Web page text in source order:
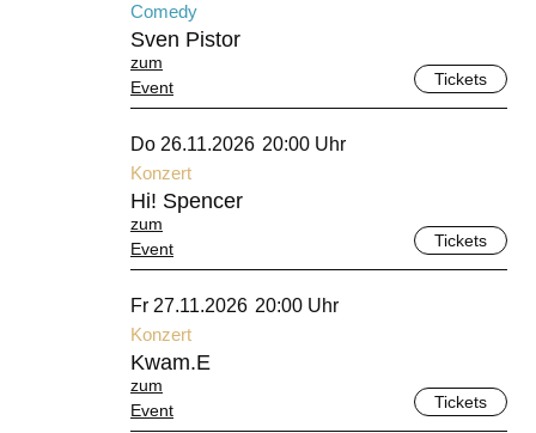
Comedy
Tickets
Sven Pistor
zum
Event
November 2026
Do 26.11.2026 20:00 Uhr
Konzert
Tickets
Hi! Spencer
zum
Event
November 2026
Fr 27.11.2026 20:00 Uhr
Konzert
Tickets
Kwam.E
zum
Event